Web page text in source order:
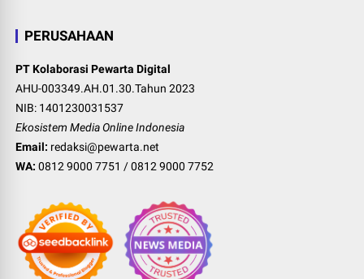
PERUSAHAAN
PT Kolaborasi Pewarta Digital
AHU-003349.AH.01.30.Tahun 2023
NIB: 1401230031537
Ekosistem Media Online Indonesia
Email: redaksi@pewarta.net
WA: 0812 9000 7751 /0812 9000 7752